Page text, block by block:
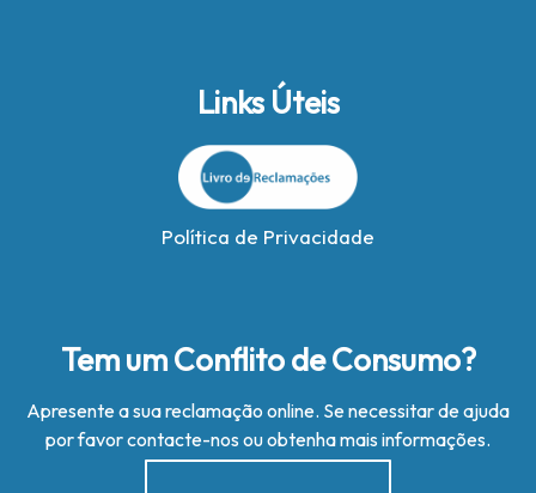
Links Úteis
Política de Privacidade
Tem um Conflito de Consumo?
Apresente a sua reclamação online. Se necessitar de ajuda
por favor contacte-nos ou obtenha mais informações.